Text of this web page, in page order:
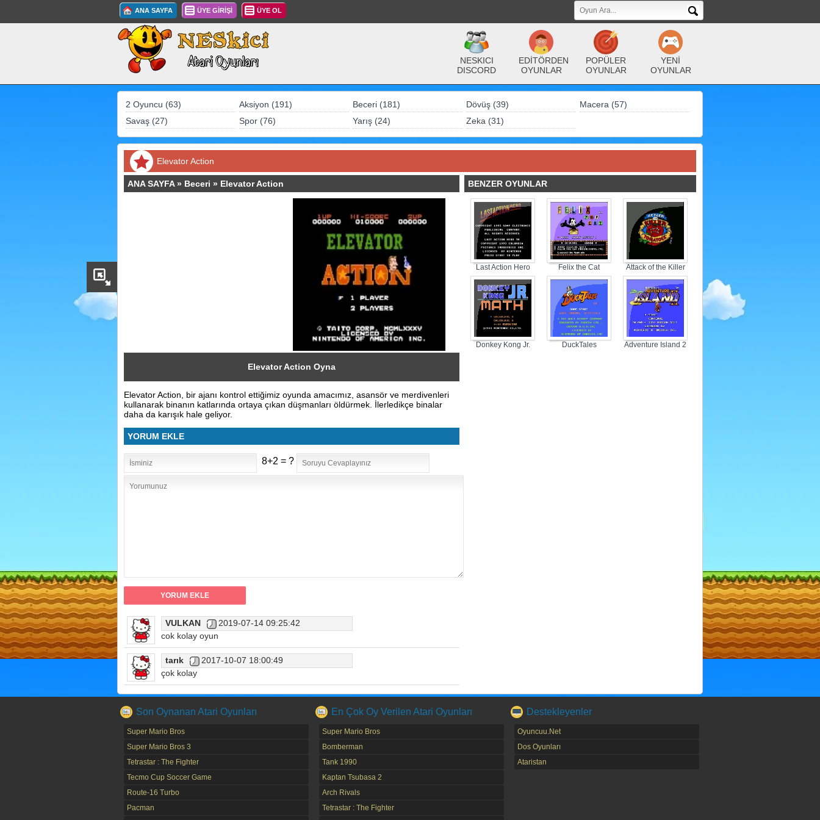
ANA SAYFA ÜYE GİRİŞİ ÜYE OL
YENİ
OYUNLAR
POPÜLER
OYUNLAR
EDİTÖRDEN
OYUNLAR
NESKICI
DISCORD
Pinterest
2 Oyuncu (63) Aksiyon (191) Beceri (181) Dövüş (39)
Macera (57)
Savaş (27)
Spor (76) Yarış (24) Zeka (31)
Elevator Action
ANA SAYFA» Beceri » Elevator Action
Elevator Action Oyna
Elevator Action, bir ajanı kontrol ettiğimiz oyunda amacımız, asansör ve merdivenleri
kullanarak binanın katlarında ortaya çıkan düşmanları öldürmek. İlerledikçe binalar
daha da karışık hale geliyor.
YORUM EKLE
8+2 = ?
VULKAN
2019-07-14 09:25:42
cok kolay oyun
tarık
2017-10-07 18:00:49
çok kolay
BENZER OYUNLAR
Last Action Hero Felix the Cat
Attack of the Killer
Tomatoes
Donkey Kong Jr.
DuckTales Adventure Island 2
Son Oynanan Atari Oyunları
Super Mario Bros
Super Mario Bros 3
Tetrastar : The Fighter
Tecmo Cup Soccer Game
Route-16 Turbo
Pacman
En Çok Oy Verilen Atari Oyunları
Super Mario Bros
Bomberman
Tank 1990
Kaptan Tsubasa 2
Arch Rivals
Tetrastar : The Fighter
Destekleyenler
Oyuncuu.Net
Dos Oyunları
Ataristan